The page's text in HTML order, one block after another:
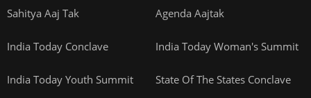
Sahitya Aaj Tak Agenda Aajtak
India Today Conclave India Today Woman's Summit
India Today Youth Summit State Of The States Conclave